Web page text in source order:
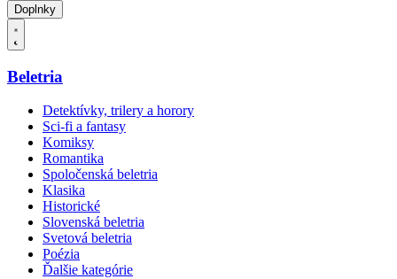
Doplnky
Beletria
Detektívky, trilery a horory
Sci-fi a fantasy
Komiksy
Romantika
Spoločenská beletria
Klasika
Historické
Slovenská beletria
Svetová beletria
Poézia
Ďalšie kategórie